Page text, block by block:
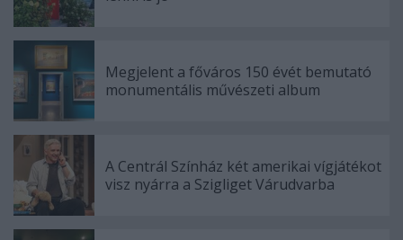
Megjelent a főváros 150 évét bemutató
monumentális művészeti album
A Centrál Színház két amerikai vígjátékot
visz nyárra a Szigliget Várudvarba